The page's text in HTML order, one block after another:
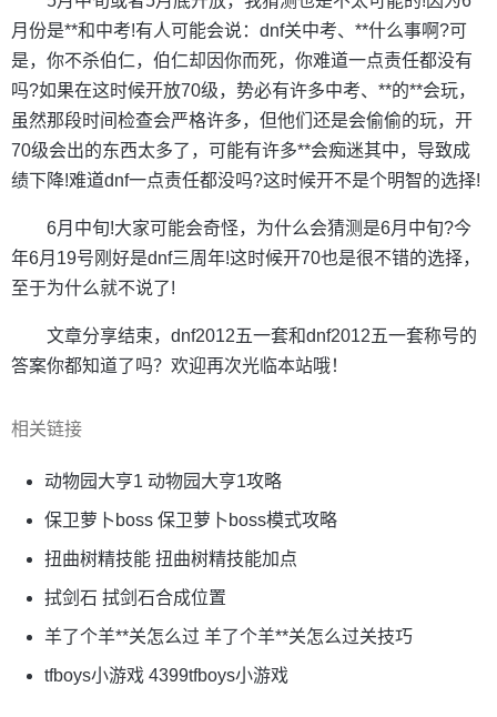
月份是**和中考!有人可能会说：dnf关中考、**什么事啊?可
是，你不杀伯仁，伯仁却因你而死，你难道一点责任都没有
吗?如果在这时候开放70级，势必有许多中考、**的**会玩，
虽然那段时间检查会严格许多，但他们还是会偷偷的玩，开
70级会出的东西太多了，可能有许多**会痴迷其中，导致成
绩下降!难道dnf一点责任都没吗?这时候开不是个明智的选择!
6月中旬!大家可能会奇怪，为什么会猜测是6月中旬?今
年6月19号刚好是dnf三周年!这时候开70也是很不错的选择，
至于为什么就不说了!
文章分享结束，dnf2012五一套和dnf2012五一套称号的
答案你都知道了吗？欢迎再次光临本站哦！
相关链接
动物园大亨1 动物园大亨1攻略
保卫萝卜boss 保卫萝卜boss模式攻略
扭曲树精技能 扭曲树精技能加点
拭剑石 拭剑石合成位置
羊了个羊**关怎么过 羊了个羊**关怎么过关技巧
tfboys小游戏 4399tfboys小游戏